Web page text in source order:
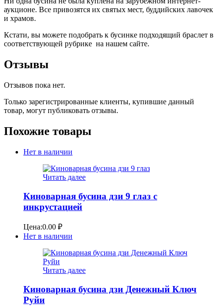
аукционе. Все привозятся их святых мест, буддийских лавочек
и храмов.
Кстати, вы можете подобрать к бусинке подходящий браслет в
соответствующей рубрике на нашем сайте.
Отзывы
Отзывов пока нет.
Только зарегистрированные клиенты, купившие данный
товар, могут публиковать отзывы.
Похожие товары
Нет в наличии
Читать далее
Киноварная бусина дзи 9 глаз с
инкрустацией
Цена:0.00 ₽
Нет в наличии
Читать далее
Киноварная бусина дзи Денежный Ключ
Руйи